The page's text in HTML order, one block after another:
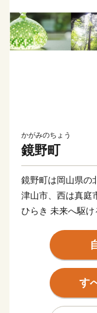
かがみのちょう
鏡野町
鏡野町は岡山県の
津山市、西は真庭
ひらき 未来へ駆
地域となってお
しています。鏡
通じて感動でき
の岡山県立森林す